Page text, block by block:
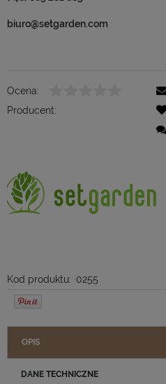
biuro@setgarden.com
Ocena:
Producent:
Kod produktu: 0255
OPIS
DANE TECHNICZNE